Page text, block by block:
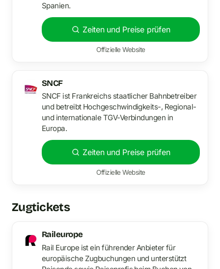
Spanien.
Zeiten und Preise prüfen
Offizielle Website
SNCF
SNCF ist Frankreichs staatlicher Bahnbetreiber
und betreibt Hochgeschwindigkeits-, Regional-
und internationale TGV-Verbindungen in
Europa.
Zeiten und Preise prüfen
Offizielle Website
Zugtickets
Raileurope
Rail Europe ist ein führender Anbieter für
europäische Zugbuchungen und unterstützt